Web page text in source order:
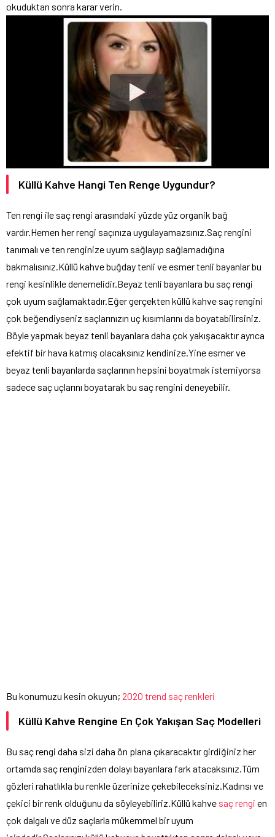
okuduktan sonra karar verin.
Küllü Kahve Hangi Ten Renge Uygundur?
Ten rengi ile saç rengi arasındaki yüzde yüz organik bağ
vardır.Hemen her rengi saçınıza uygulayamazsınız.Saç rengini
tanımalı ve ten renginize uyum sağlayıp sağlamadığına
bakmalısınız.Küllü kahve buğday tenli ve esmer tenli bayanlar bu
rengi kesinlikle denemelidir.Beyaz tenli bayanlara bu saç rengi
çok uyum sağlamaktadır.Eğer gerçekten küllü kahve saç rengini
çok beğendiyseniz saçlarınızın uç kısımlarını da boyatabilirsiniz.
Böyle yapmak beyaz tenli bayanlara daha çok yakışacaktır ayrıca
efektif bir hava katmış olacaksınız kendinize.Yine esmer ve
beyaz tenli bayanlarda saçlarının hepsini boyatmak istemiyorsa
sadece saç uçlarını boyatarak bu saç rengini deneyebilir.
Bu konumuzu kesin okuyun; 2020 trend saç renkleri
Küllü Kahve Rengine En Çok Yakışan Saç Modelleri
Bu saç rengi daha sizi daha ön plana çıkaracaktır girdiğiniz her
ortamda saç renginizden dolayı bayanlara fark atacaksınız.Tüm
gözleri rahatlıkla bu renkle üzerinize çekebileceksiniz.Kadınsı ve
çekici bir renk olduğunu da söyleyebiliriz.Küllü kahve saç rengi en
çok dalgalı ve düz saçlarla mükemmel bir uyum